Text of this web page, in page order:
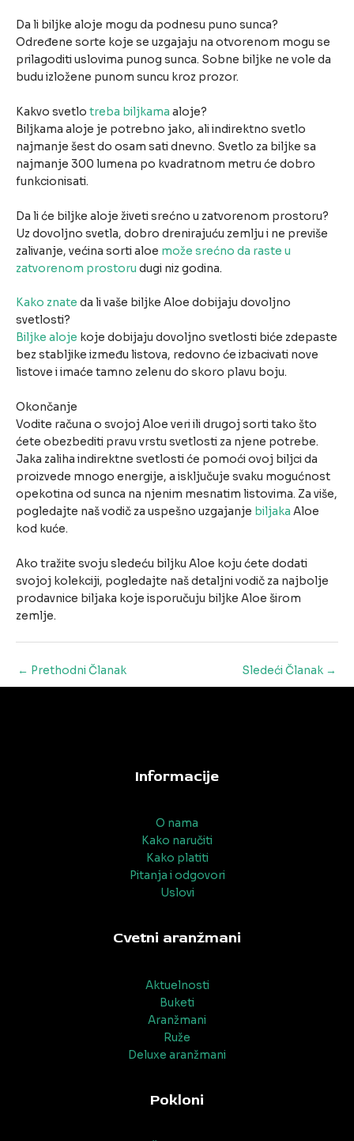
Da li biljke aloje mogu da podnesu puno sunca?
Određene sorte koje se uzgajaju na otvorenom mogu se
prilagoditi uslovima punog sunca. Sobne biljke ne vole da
budu izložene punom suncu kroz prozor.
Kakvo svetlo treba biljkama aloje?
Biljkama aloje je potrebno jako, ali indirektno svetlo
najmanje šest do osam sati dnevno. Svetlo za biljke sa
najmanje 300 lumena po kvadratnom metru će dobro
funkcionisati.
Da li će biljke aloje živeti srećno u zatvorenom prostoru?
Uz dovoljno svetla, dobro drenirajuću zemlju i ne previše
zalivanje, većina sorti aloe može srećno da raste u
zatvorenom prostoru dugi niz godina.
Kako znate da li vaše biljke Aloe dobijaju dovoljno
svetlosti?
Biljke aloje koje dobijaju dovoljno svetlosti biće zdepaste
bez stabljike između listova, redovno će izbacivati nove
listove i imaće tamno zelenu do skoro plavu boju.
Okončanje
Vodite računa o svojoj Aloe veri ili drugoj sorti tako što
ćete obezbediti pravu vrstu svetlosti za njene potrebe.
Jaka zaliha indirektne svetlosti će pomoći ovoj biljci da
proizvede mnogo energije, a isključuje svaku mogućnost
opekotina od sunca na njenim mesnatim listovima. Za više,
pogledajte naš vodič za uspešno uzgajanje biljaka Aloe
kod kuće.
Ako tražite svoju sledeću biljku Aloe koju ćete dodati
svojoj kolekciji, pogledajte naš detaljni vodič za najbolje
prodavnice biljaka koje isporučuju biljke Aloe širom
zemlje.
Post
← Prethodni Članak Sledeći Članak →
Informacije
O nama
Kako naručiti
Kako platiti
Pitanja i odgovori
Uslovi
Cvetni aranžmani
Aktuelnosti
Buketi
Aranžmani
Ruže
Deluxe aranžmani
Pokloni